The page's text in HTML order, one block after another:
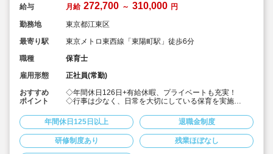
給与 月給 272,700 ～ 310,000 円
勤務地
東京都江東区
最寄り駅
東京メトロ東西線「東陽町駅」徒歩6分
職種
保育士
雇用形態
正社員(常勤)
おすすめ
ポイント
◇年間休日126日+有給休暇、プライベートも充実！
◇行事は少なく、日常を大切にしている保育を実施
にしています。
◇産休・育休からの復帰（男性の育休実績あり）、時短
勤務実績多数で働きやすい職場です
◇ヘアカラーは自由。髪色の制限なし。
年間休日125日以上 退職金制度
研修制度あり 残業ほぼなし